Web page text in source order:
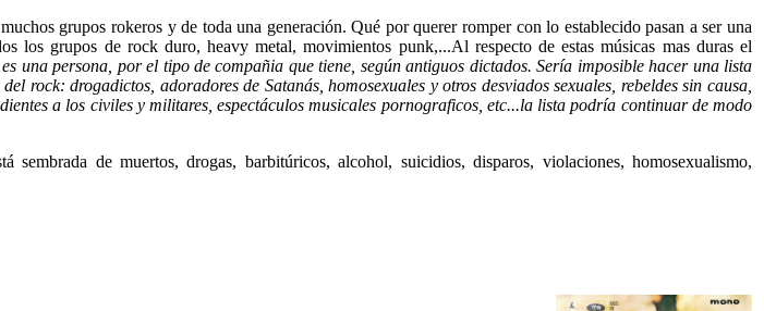
grupos rokeros y de toda una generación. Qué por querer romper con lo establecido pasan a ser una
los grupos de rock duro, heavy metal, movimientos punk,...Al respecto de estas músicas mas duras el
es una persona, por el tipo de compañia que tiene, según antiguos dictados. Sería imposible hacer una lista
rock: drogadictos, adoradores de Satanás, homosexuales y otros desviados sexuales, rebeldes sin causa,
a los civiles y militares, espectáculos musicales pornograficos, etc...la lista podría continuar de modo
de muertos, drogas, barbitúricos, alcohol, suicidios, disparos, violaciones, homosexualismo,